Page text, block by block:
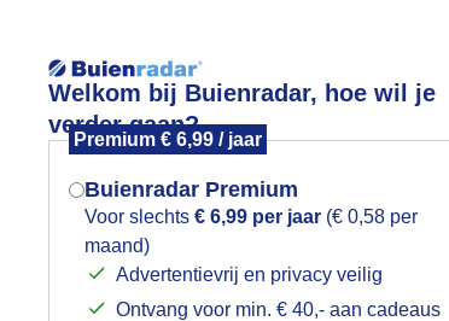
Welkom bij Buienradar, hoe wil je
verder gaan?
Premium € 6,99 / jaar
Buienradar Premium
Voor slechts € 6,99 per jaar (€ 0,58 per
maand)
Advertentievrij en privacy veilig
Ontvang voor min. € 40,- aan cadeaus
Foto en video Weerzine
Mogen we je locatie gebruiken voor
het weer?